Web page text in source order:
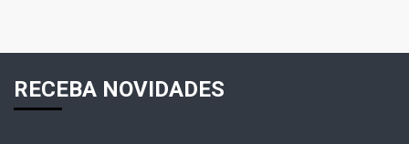
RECEBA NOVIDADES